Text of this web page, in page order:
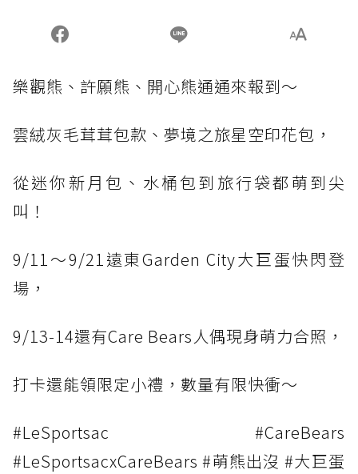
樂觀熊、許願熊、開心熊通通來報到～
雲絨灰毛茸茸包款、夢境之旅星空印花包，
從迷你新月包、水桶包到旅行袋都萌到尖
叫！
9/11～9/21遠東Garden City大巨蛋快閃登
場，
9/13-14還有Care Bears人偶現身萌力合照，
打卡還能領限定小禮，數量有限快衝～
#LeSportsac #CareBears
#LeSportsacxCareBears #萌熊出沒 #大巨蛋